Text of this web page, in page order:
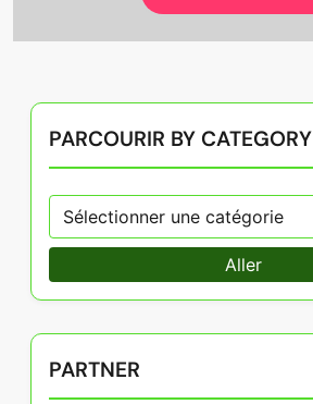
PARCOURIR BY CATEGORY
Aller
PARTNER